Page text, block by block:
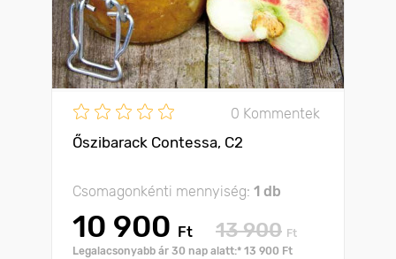
0 Kommentek
Őszibarack Contessa, C2
Csomagonkénti mennyiség: 1 db
10 900 Ft 13 900 Ft
Legalacsonyabb ár 30 nap alatt:* 13 900 Ft